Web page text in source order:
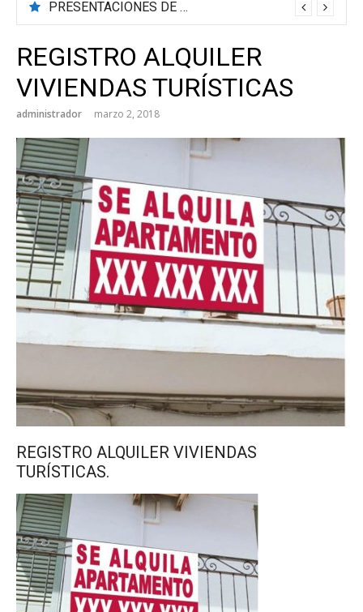
PRESENTACIONES DE REFORMAS EN INMUEBLES
REGISTRO ALQUILER
VIVIENDAS TURÍSTICAS
administrador marzo 2, 2018
REGISTRO ALQUILER VIVIENDAS
TURÍSTICAS.